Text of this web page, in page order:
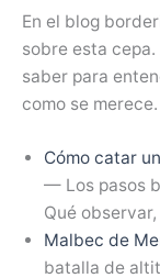
En el blog
sobre esta
saber para
como se merece.
Cómo catar
— Los pasos
Qué
Malbec de
batalla de